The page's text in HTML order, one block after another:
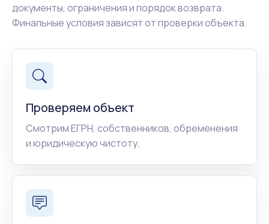
документы, ограничения и порядок возврата.
Финальные условия зависят от проверки объекта.
Проверяем объект
Смотрим ЕГРН, собственников, обременения
и юридическую чистоту.